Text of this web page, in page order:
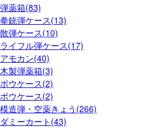
弾薬箱(83)
拳銃弾ケース(13)
散弾ケース(10)
ライフル弾ケース(17)
アモカン(40)
木製弾薬箱(3)
ボウケース(2)
ボウケース(2)
模造弾・空薬きょう(266)
ダミーカート(43)